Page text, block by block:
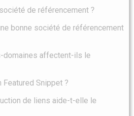
de référencement ?
bonne société de référencement
domaines affectent-ils le
Featured Snippet ?
de liens aide-t-elle le